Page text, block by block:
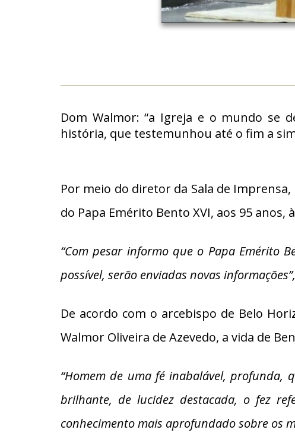
Dom Walmor: “a Igreja e o mundo se
história, que testemunhou até o fim a
Por meio do diretor da Sala de
do Papa Emérito Bento XVI, aos 95 anos,
“Com pesar informo que o Papa Emérito
possível, serão enviadas novas
De acordo com o arcebispo de Belo
Walmor Oliveira de Azevedo, a vida de
“Homem de uma fé inabalável, profunda,
brilhante, de lucidez destacada, o fez
conhecimento mais aprofundado sobre os